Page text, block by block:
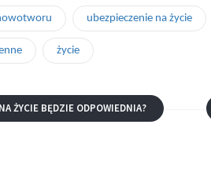
ubezpieczenie na życie
życie
ŻYCIE BĘDZIE ODPOWIEDNIA?